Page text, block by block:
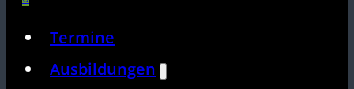
Termine
Ausbildungen